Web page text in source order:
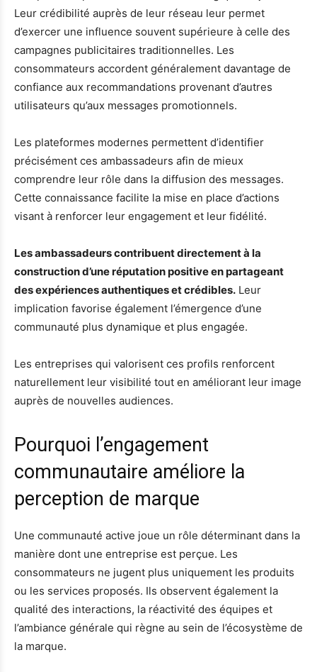
Leur crédibilité auprès de leur réseau leur permet
d’exercer une influence souvent supérieure à celle des
campagnes publicitaires traditionnelles. Les
consommateurs accordent généralement davantage de
confiance aux recommandations provenant d’autres
utilisateurs qu’aux messages promotionnels.
Les plateformes modernes permettent d’identifier
précisément ces ambassadeurs afin de mieux
comprendre leur rôle dans la diffusion des messages.
Cette connaissance facilite la mise en place d’actions
visant à renforcer leur engagement et leur fidélité.
Les ambassadeurs contribuent directement à la
construction d’une réputation positive en partageant
des expériences authentiques et crédibles. Leur
implication favorise également l’émergence d’une
communauté plus dynamique et plus engagée.
Les entreprises qui valorisent ces profils renforcent
naturellement leur visibilité tout en améliorant leur image
auprès de nouvelles audiences.
Pourquoi l’engagement
communautaire améliore la
perception de marque
Une communauté active joue un rôle déterminant dans la
manière dont une entreprise est perçue. Les
consommateurs ne jugent plus uniquement les produits
ou les services proposés. Ils observent également la
qualité des interactions, la réactivité des équipes et
l’ambiance générale qui règne au sein de l’écosystème de
la marque.